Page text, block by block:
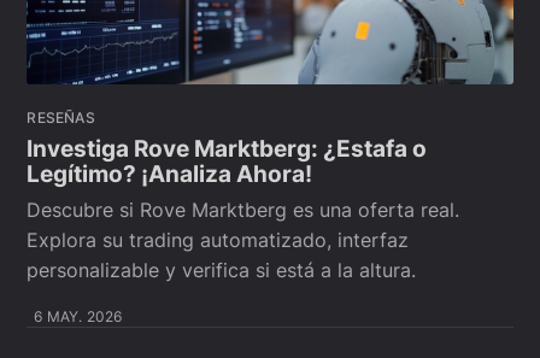
RESEÑAS
Investiga Rove Marktberg: ¿Estafa o
Legítimo? ¡Analiza Ahora!
Descubre si Rove Marktberg es una oferta real.
Explora su trading automatizado, interfaz
personalizable y verifica si está a la altura.
6 MAY. 2026